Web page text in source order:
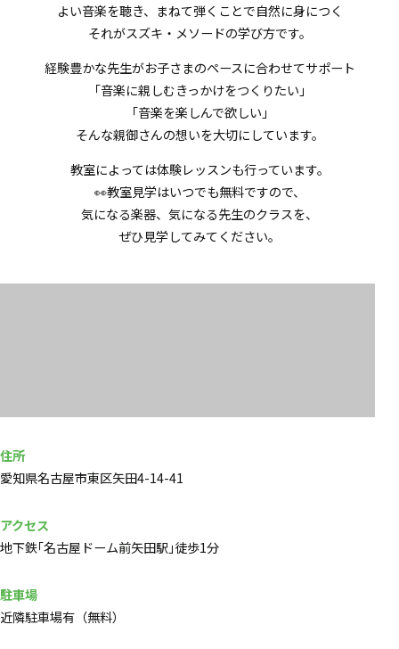
よい音楽を聴き、まねて弾くことで自然に身につく
それがスズキ・メソードの学び方です。
経験豊かな先生がお子さまのペースに合わせてサポート
「音楽に親しむきっかけをつくりたい」
「音楽を楽しんで欲しい」
そんな親御さんの想いを大切にしています。
教室によっては体験レッスンも行っています。
👀教室見学はいつでも無料ですので、
気になる楽器、気になる先生のクラスを、
ぜひ見学してみてください。
住所
愛知県名古屋市東区矢田4-14-41
アクセス
地下鉄｢名古屋ドーム前矢田駅｣徒歩1分
駐車場
近隣駐車場有（無料）